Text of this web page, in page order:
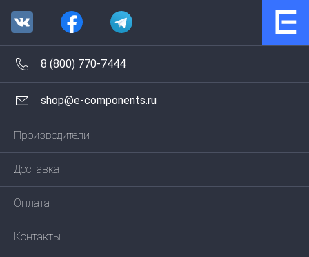
8 (800) 770-7444
shop@e-components.ru
Производители
Доставка
Оплата
Контакты